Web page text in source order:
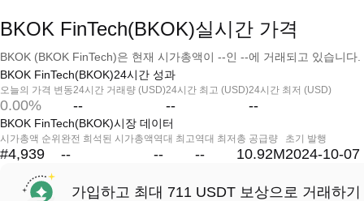
BKOK FinTech(BKOK)실시간 가격
BKOK (BKOK FinTech)은 현재 시가총액이 --인 --에 거래되고 있습니다.
BKOK FinTech(BKOK)24시간 성과
오늘의 가격 변동
0.00%
24시간 거래량 (USD)
--
24시간 최고 (USD)
--
24시간 최저 (USD)
--
BKOK FinTech(BKOK)시장 데이터
시가총액 순위
#4,939
완전 희석된 시가총액
--
역대 최고
--
역대 최저
--
총 공급량
10.92M
초기 발행
2024-10-07
가입하고 최대 711 USDT 보상으로 거래하기